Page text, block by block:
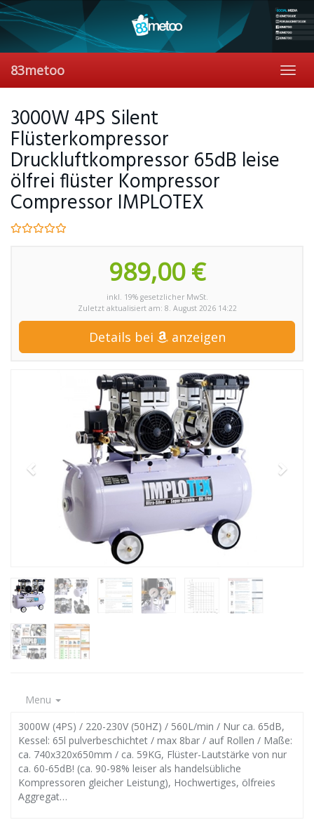
Skip
to
content
83metoo
3000W 4PS Silent
Flüsterkompressor
Druckluftkompressor 65dB leise
ölfrei flüster Kompressor
Compressor IMPLOTEX
989,00 €
inkl. 19% gesetzlicher MwSt.
Zuletzt aktualisiert am: 8. August 2026 14:22
Details bei anzeigen
Menu
3000W (4PS) / 220-230V (50HZ) / 560L/min / Nur ca. 65dB,
Kessel: 65l pulverbeschichtet / max 8bar / auf Rollen / Maße:
ca. 740x320x650mm / ca. 59KG, Flüster-Lautstärke von nur
ca. 60-65dB! (ca. 90-98% leiser als handelsübliche
Kompressoren gleicher Leistung), Hochwertiges, ölfreies
Aggregat…